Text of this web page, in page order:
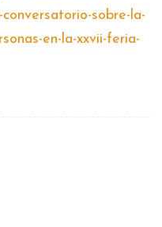
sobre-la-
en-la-xxvii-feria-